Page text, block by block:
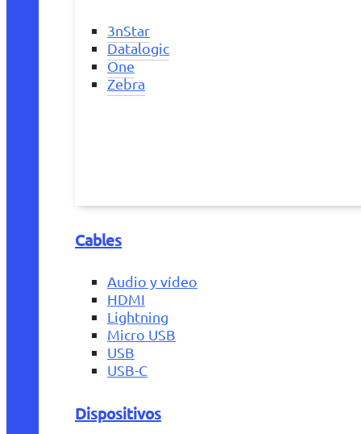
3nStar
Datalogic
One
Zebra
Cables
Audio y vídeo
HDMI
Lightning
Micro USB
USB
USB-C
Dispositivos